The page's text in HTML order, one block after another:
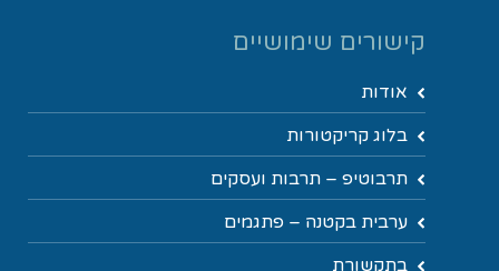
קישורים שימושיים
אודות
בלוג קריקטורות
תרבוטיפ – תרבות ועסקים
ערבית בקטנה – פתגמים
בתקשורת